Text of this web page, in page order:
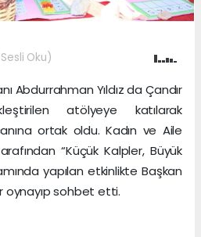
Oku)
Abdurrahman Yıldız da Çandır
atölyeye katılarak
ortak oldu. Kadın ve Aile
“Küçük Kalpler, Büyük
yapılan etkinlikte Başkan
oynayıp sohbet etti.